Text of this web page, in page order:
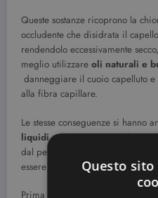
Queste sostanze ricoprono la
occludente che disidrata il
rendendolo eccessivamente
meglio utilizzare oli naturali e
danneggiare il cuoio capelluto
alla fibra capillare.
Le stesse conseguenze si hanno
liquidi,composti in prevalenza
dal petrolio che sicuramente
essere più sana e bella.
Prima di acquistare uno
Questo